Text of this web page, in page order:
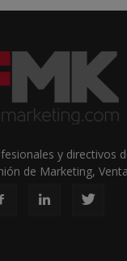
y directivos
de Marketing,